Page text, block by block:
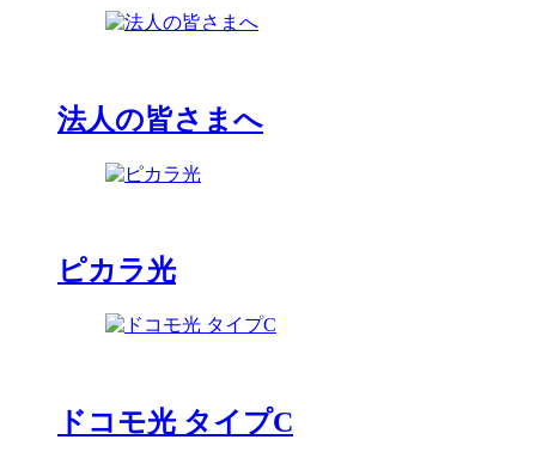
法人の皆さまへ
ピカラ光
ドコモ光 タイプC